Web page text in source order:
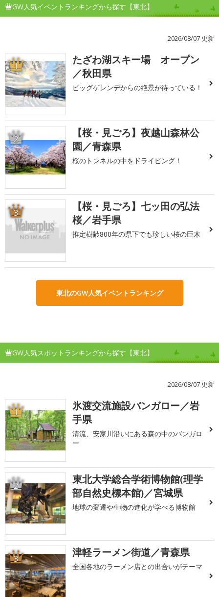
GW人気イベントランキングから探す【東北】
2026/08/07 更新
1
たざわ湖スキー場 オープン
／秋田県
ビッグゲレンデからの絶景が待っている！
2
【桜・見ごろ】夜越山森林公
園／青森県
桜のトンネルの中をドライビング！
3
【桜・見ごろ】七ッ田の弘法
桜／岩手県
推定樹齢800年の県下でも珍しい桜の巨木
東北のGW人気イベントランキング
GW人気スポットランキングから探す【東北】
2026/08/07 更新
1
氷渡交流施設バンガロー／岩
手県
清流、安家川沿いにある森の中のバンガロ
ー
2
東北大学総合学術博物館(理学
部自然史標本館)／宮城県
地球の変遷や生物の進化が学べる博物館
3 津軽ラーメン街道／青森県
全国各地のラーメン店との出合いがテーマ